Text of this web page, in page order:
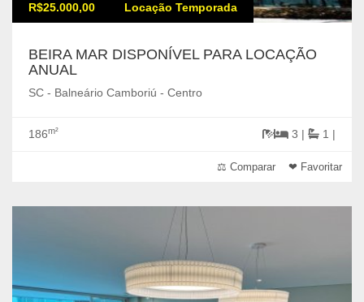
R$25.000,00 Locação Temporada
BEIRA MAR DISPONÍVEL PARA LOCAÇÃO
ANUAL
SC - Balneário Camboriú - Centro
186m² 3 | 1 |
⚖ Comparar ❤ Favoritar